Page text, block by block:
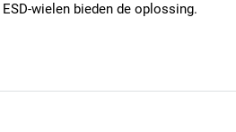
wielen bieden de oplossing.